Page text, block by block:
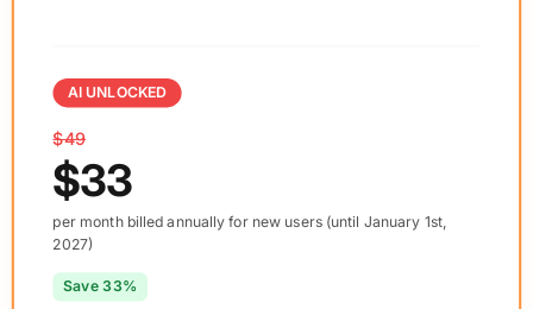
AI UNLOCKED
$49
$33
per month billed annually for new users (until January 1st,
2027)
Save 33%